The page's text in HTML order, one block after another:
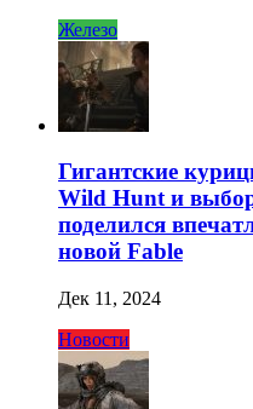
Железо
Гигантские
Wild Hunt и
поделился
новой Fable
Дек 11, 2024
Новости